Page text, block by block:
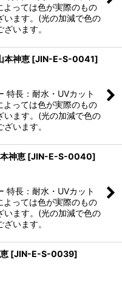
っては色が実際のもの
います。(光の加減で色の
います。
本神恵 [JIN-E-S-0041]
特長：耐水・UVカット
っては色が実際のもの
います。(光の加減で色の
います。
神恵 [JIN-E-S-0040]
特長：耐水・UVカット
っては色が実際のもの
います。(光の加減で色の
います。
[JIN-E-S-0039]